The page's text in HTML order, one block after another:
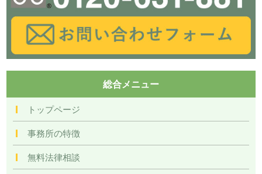
総合メニュー
トップページ
事務所の特徴
無料法律相談